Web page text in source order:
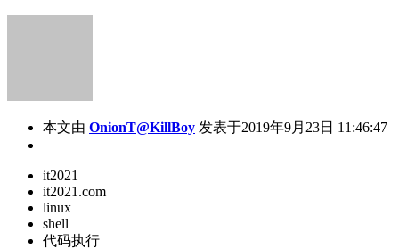
本文由 OnionT@KillBoy 发表于2019年9月23日 11:46:47
it2021
it2021.com
linux
shell
代码执行